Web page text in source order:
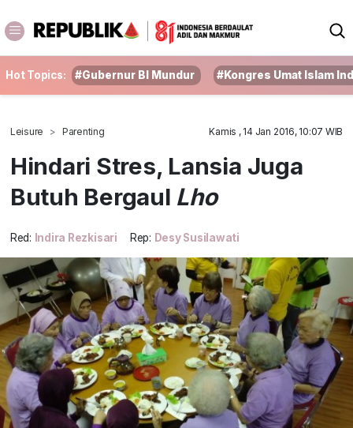
Hot Topics: #Gubernur BI Mundur #Kongres Umat Islam
Leisure Parenting Kamis , 14 Jan 2016, 10:07 WIB
Hindari Stres, Lansia Juga
Butuh Bergaul Lho
Red: Indira Rezkisari Rep: Desy Susilawati